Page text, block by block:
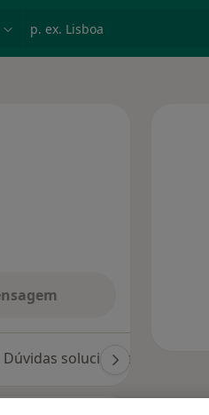
Dúvidas solucionadas (22)